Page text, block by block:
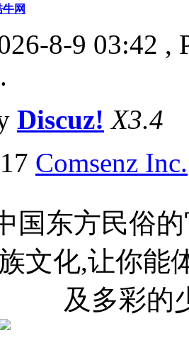
牛网
8-9 03:42 ,
Discuz! X3.4
Comsenz Inc.
国东方民俗
文化,让你能
及多彩的